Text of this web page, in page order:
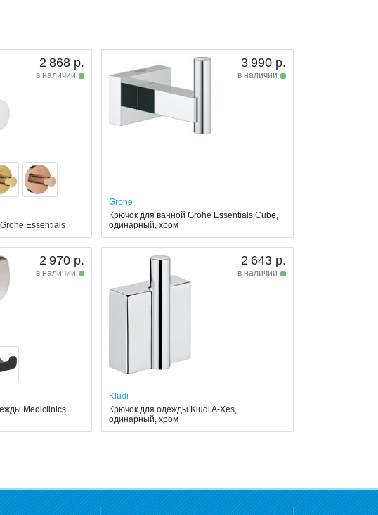
2 868 р.
в наличии
Essentials
3 990 р.
в наличии
Grohe
Крючок для ванной Grohe Essentials Cube,
одинарный, хром
2 970 р.
в наличии
Mediclinics
2 643 р.
в наличии
Kludi
Крючок для одежды Kludi A-Xes,
одинарный, хром